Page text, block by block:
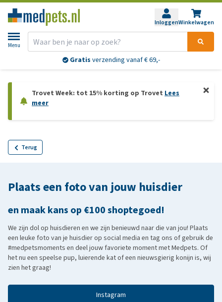
InloggenWinkelwagen
Menu
Gratis verzending vanaf € 69,-
Trovet Week: tot 15% korting op Trovet Lees
meer
Terug
Plaats een foto van jouw huisdier
en maak kans op €100 shoptegoed!
We zijn dol op huisdieren en we zijn benieuwd naar die van jou! Plaats
een leuke foto van je huisdier op social media en tag ons of gebruik de
#medpetsmoments en deel jouw favoriete moment met Medpets. Of
het nu een speelse pup, luierende kat of een nieuwsgierig konijn is, wij
zien het graag!
Instagram